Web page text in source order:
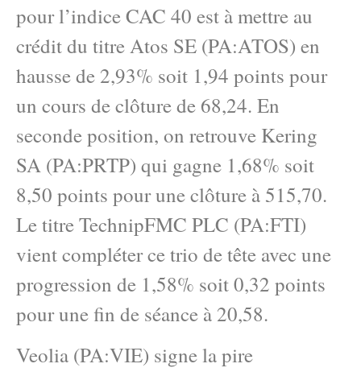
pour l’indice CAC 40 est à mettre au
crédit du titre Atos SE (PA:ATOS) en
hausse de 2,93% soit 1,94 points pour
un cours de clôture de 68,24. En
seconde position, on retrouve Kering
SA (PA:PRTP) qui gagne 1,68% soit
8,50 points pour une clôture à 515,70.
Le titre TechnipFMC PLC (PA:FTI)
vient compléter ce trio de tête avec une
progression de 1,58% soit 0,32 points
pour une fin de séance à 20,58.
Veolia (PA:VIE) signe la pire